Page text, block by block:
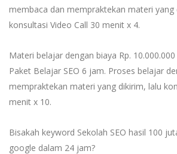
membaca dan mempraktekan materi yang
konsultasi Video Call 30 menit x 4.
Materi belajar dengan biaya Rp.
Paket Belajar SEO 6 jam. Proses belajar
mempraktekan materi yang dikirim, lalu
menit x 10.
Bisakah keyword Sekolah SEO hasil 100
google dalam 24 jam?